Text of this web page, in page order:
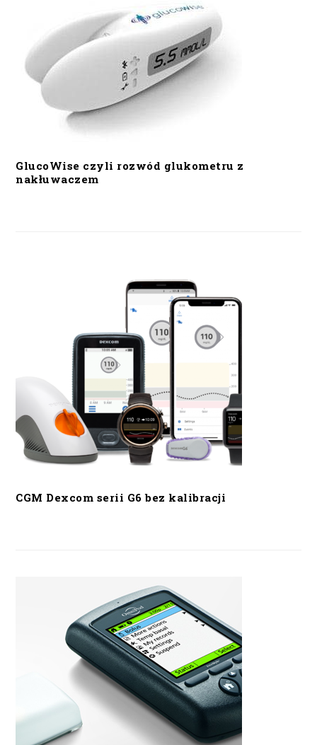
GlucoWise czyli rozwód glukometru z
nakłuwaczem
CGM Dexcom serii G6 bez kalibracji